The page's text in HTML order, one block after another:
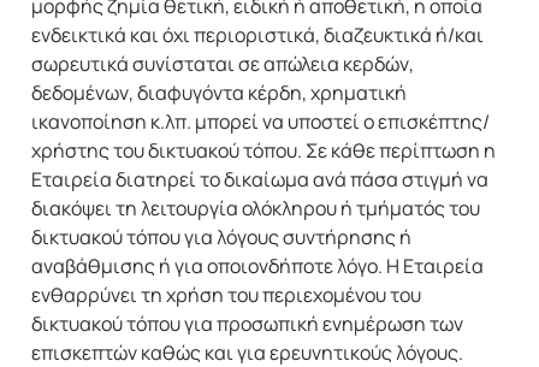
μορφής ζημία θετική, ειδική ή αποθετική, η οποία
ενδεικτικά και όχι περιοριστικά, διαζευκτικά ή/και
σωρευτικά συνίσταται σε απώλεια κερδών,
δεδομένων, διαφυγόντα κέρδη, χρηματική
ικανοποίηση κ.λπ. μπορεί να υποστεί ο επισκέπτης/
χρήστης του δικτυακού τόπου. Σε κάθε περίπτωση η
Εταιρεία διατηρεί το δικαίωμα ανά πάσα στιγμή να
διακόψει τη λειτουργία ολόκληρου ή τμήματός του
δικτυακού τόπου για λόγους συντήρησης ή
αναβάθμισης ή για οποιονδήποτε λόγο. Η Εταιρεία
ενθαρρύνει τη χρήση του περιεχομένου του
δικτυακού τόπου για προσωπική ενημέρωση των
επισκεπτών καθώς και για ερευνητικούς λόγους.